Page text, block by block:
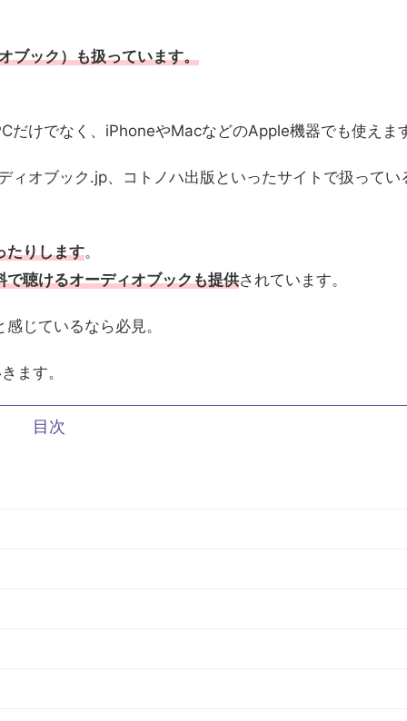
ブック）も扱っています。
だけでなく、iPhoneやMacなどのApple機器でも使えま
ィオブック.jp、コトノハ出版といったサイトで扱ってい
たりします。
で聴けるオーディオブックも提供されています。
じているなら必見。
ます。
目次